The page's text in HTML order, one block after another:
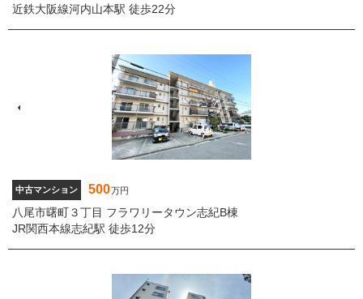
近鉄大阪線河内山本駅 徒歩22分
中古マンション 500万円
八尾市曙町３丁目 フラワリータウン志紀B棟
JR関西本線志紀駅 徒歩12分